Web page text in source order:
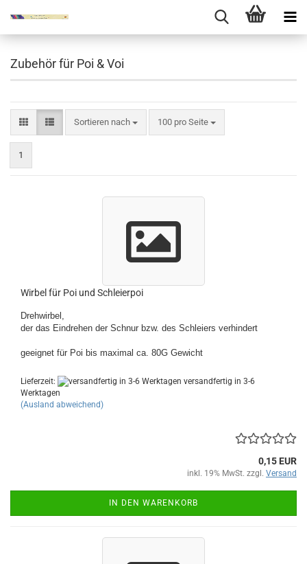
Zubehör für Poi & Voi
Sortieren nach
Sortieren nach 100 pro Seite
pro Seite
1
Wirbel für Poi und Schleierpoi
Drehwirbel,
der das Eindrehen der Schnur bzw. des Schleiers verhindert
geeignet für Poi bis maximal ca. 80G Gewicht
Lieferzeit:
versandfertig in 3-6
Werktagen
(Ausland abweichend)
0,15 EUR
inkl. 19% MwSt. zzgl. Versand
IN DEN WARENKORB